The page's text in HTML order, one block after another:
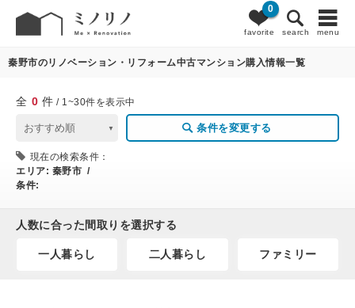
favorite
0
search menu
0 条件変更
秦野市のリノベーション・リフォーム中古マンション購入情報一覧
全 0 件 / 1~30件を表示中
条件を変更する
現在の検索条件：
エリア: 秦野市 /
条件:
人数に合った間取りを選択する
一人暮らし 二人暮らし ファミリー